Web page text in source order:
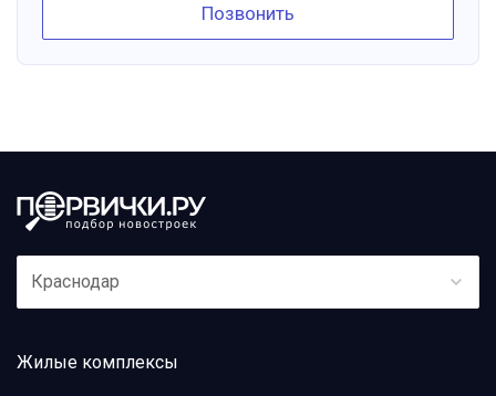
Позвонить
Краснодар
Жилые комплексы